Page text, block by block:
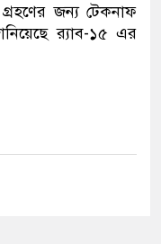
গ্রহণের জন্য টেকনাফ
র‍্যাব-১৫ এর